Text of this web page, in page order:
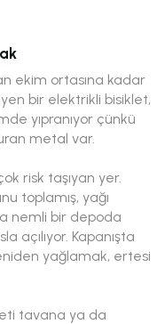
ekim ortasına kadar
bir elektrikli bisiklet,
yıpranıyor çünkü
metal var.
risk taşıyan yer.
toplamış, yağı
nemli bir depoda
açılıyor. Kapanışta
yağlamak, ertesi
tavana ya da